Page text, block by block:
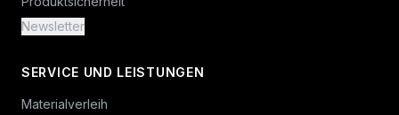
Newsletter
SERVICE UND LEISTUNGEN
Materialverleih